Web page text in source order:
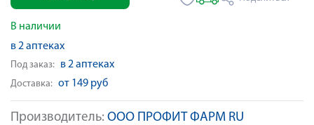
Производитель: ООО ПРОФИТ ФАРМ RU
В наличии
в 2 аптеках
Под заказ: в 2 аптеках
Доставка: от 149 руб